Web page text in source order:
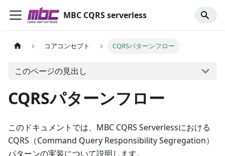
MBC CQRS serverless
コアコンセプト CQRSパターンフロー
このページの見出し
CQRSパターンフロー
このドキュメントでは、MBC CQRS Serverlessにおける
CQRS（Command Query Responsibility Segregation）
パターンの実装について説明します。